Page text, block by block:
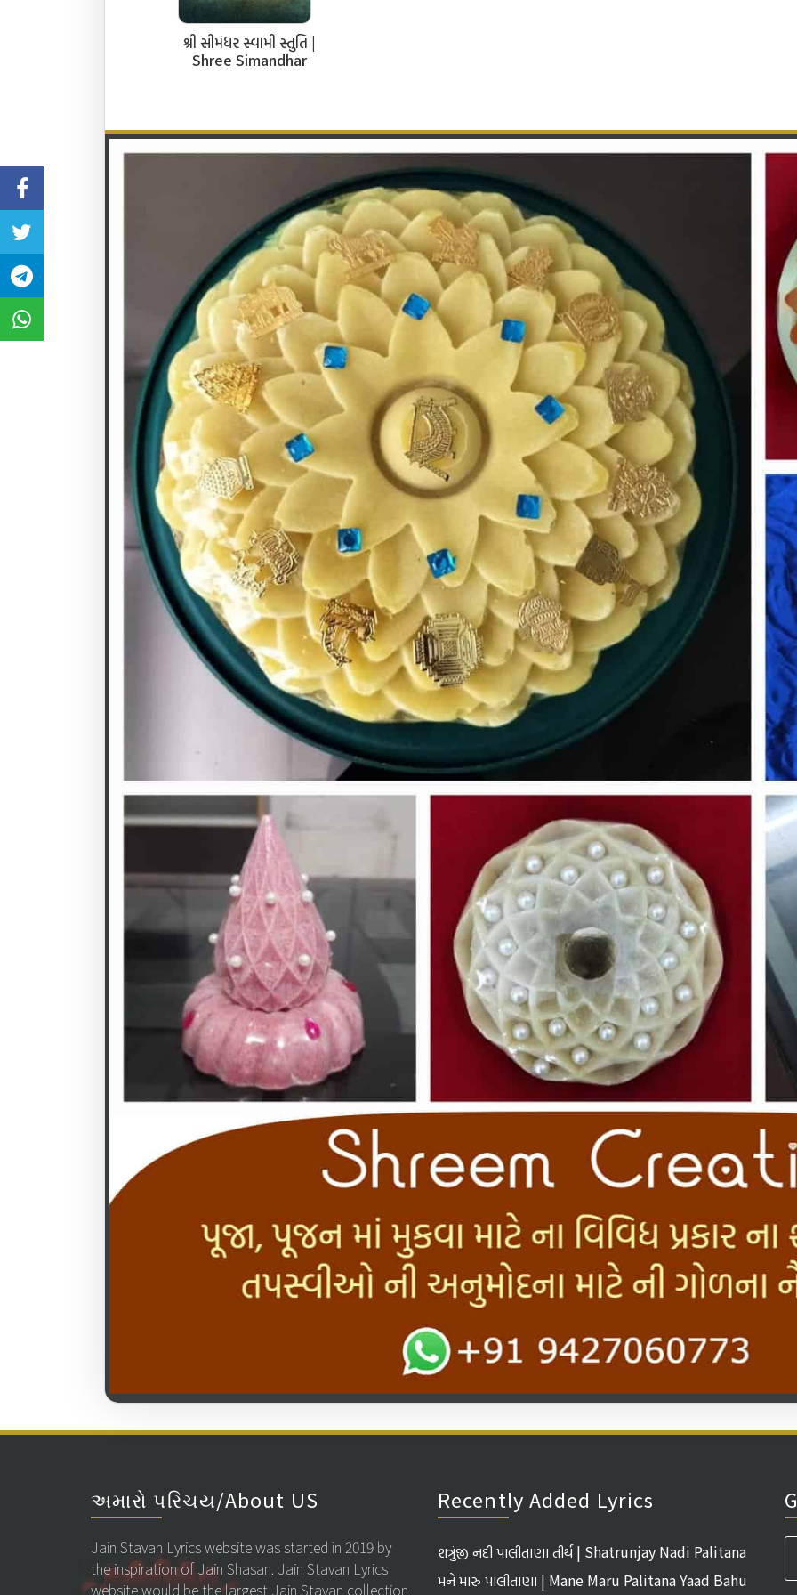
શ્રી સીમંધર સ્વામી સ્તુતિ |
Shree Simandhar
અમારો પરિચય/About US
Jain Stavan Lyrics website was started in 2019 by
the inspiration of Jain Shasan. Jain Stavan Lyrics
website would be the largest Jain Stavan collection
Recently Added Lyrics
શત્રુંજી નદી પાલીતાણા તીર્થ | Shatrunjay Nadi Palitana
Tirth
મને મારુ પાલીતાણા | Mane Maru Palitana Yaad Bahu